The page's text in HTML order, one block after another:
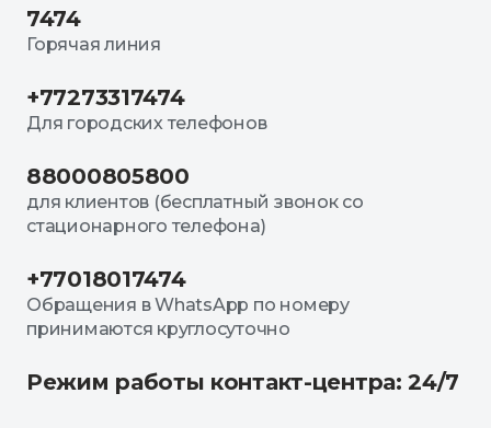
7474
Горячая линия
+77273317474
Для городских телефонов
88000805800
для клиентов (бесплатный звонок со
стационарного телефона)
+77018017474
Обращения в WhatsApp по номеру
принимаются круглосуточно
Режим работы контакт-центра: 24/7